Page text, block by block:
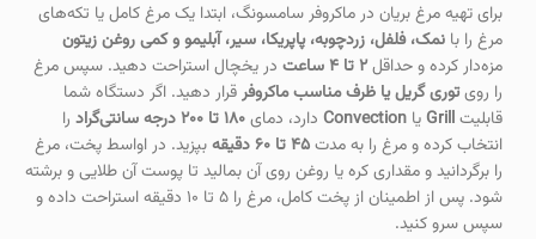
برای تهیه مرغ بریان در ماکروفر سامسونگ، ابتدا یک مرغ کامل یا تکه‌های
مرغ را با نمک، فلفل، زردچوبه، پاپریکا، سیر، آبلیمو و کمی روغن زیتون
مزه‌دار کرده و حداقل۲ تا ۴ ساعت
در یخچال استراحت دهید. سپس مرغ
را رویتوری گریل یا ظرف مناسب ماکروفرقرار دهید. اگر دستگاه شما
قابلیتGrill یا Convection دارد، دمای۱۸۰ تا ۲۰۰ درجه سانتی‌گراد
را
انتخاب کرده و مرغ را به مدت۴۵ تا ۶۰ دقیقه
بپزید. در اواسط پخت، مرغ
را برگردانید و مقداری کره یا روغن روی آن بمالید تا پوست آن طلایی و برشته
شود. پس از اطمینان از پخت کامل، مرغ را ۵ تا ۱۰ دقیقه استراحت داده و
سپس سرو کنید.